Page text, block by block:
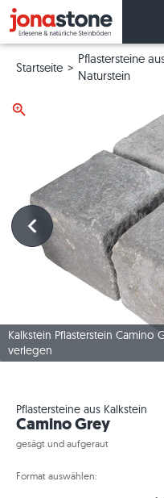
Startseite
Pflastersteine
Naturstein
Kalkstein Pflasterstein Camino
verlegen
Pflastersteine aus Kalkstein
Camino Grey
gesägt und aufgeraut
Format auswählen: